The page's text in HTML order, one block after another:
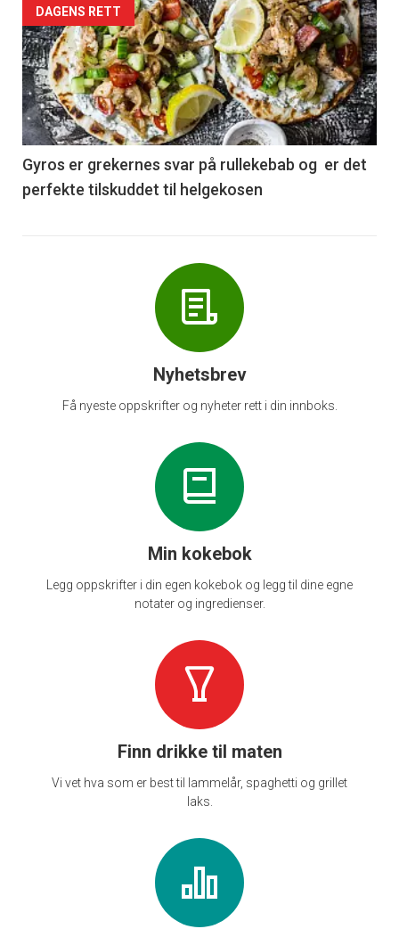
Forsiden
akkurat
nå
-
6
DAGENS RETT
Gyros er grekernes svar på rullekebab og er det
perfekte tilskuddet til helgekosen
Nyhetsbrev
Få nyeste oppskrifter og nyheter rett i din innboks.
Min kokebok
Legg oppskrifter i din egen kokebok og legg til dine egne
notater og ingredienser.
Finn drikke til maten
Vi vet hva som er best til lammelår, spaghetti og grillet
laks.